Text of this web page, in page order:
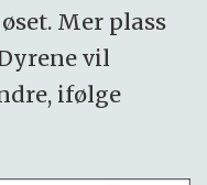
Mer plass
vil
ifølge